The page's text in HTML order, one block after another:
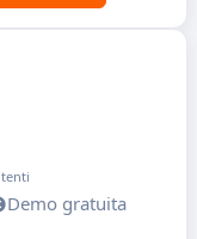
Demo gratuita